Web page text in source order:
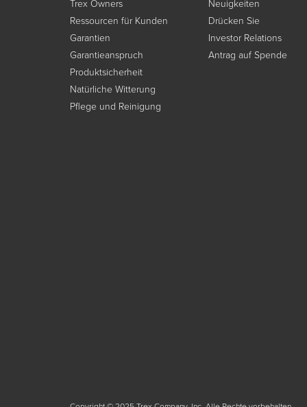
Trex Owners
Ressourcen für Kunden
Garantien
Garantieanspruch
Produktsicherheit
Natürliche Witterung
Pflege und Reinigung
Neuigkeiten
Drücken Sie
Investor Relations
Antrag auf Spende